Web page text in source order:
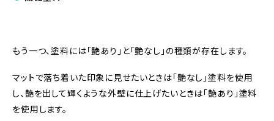
もう一つ、塗料には「艶あり」と「艶なし」の種類が存在します。
マットで落ち着いた印象に見せたいときは「艶なし」塗料を使用
し、艶を出して輝くような外壁に仕上げたいときは「艶あり」塗料
を使用します。